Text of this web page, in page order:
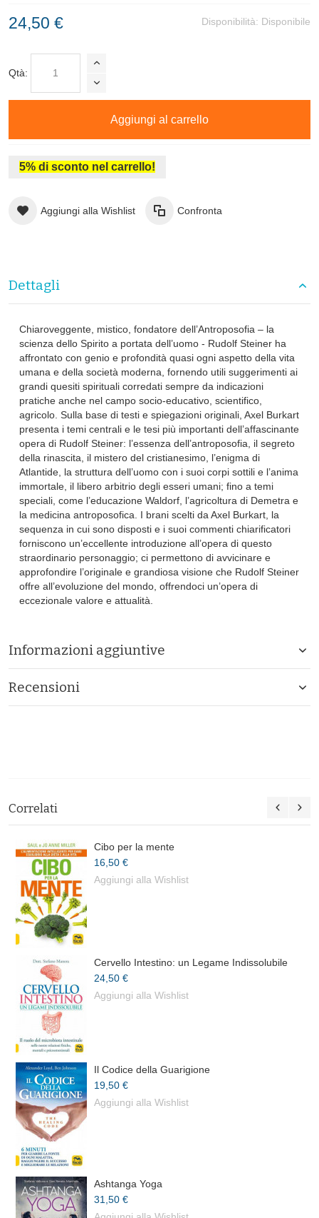
Disponibilità: Disponibile
24,50 €
Qtà:
Aggiungi al carrello
5% di sconto nel carrello!
Aggiungi alla Wishlist Confronta
Correlati
Cibo per la mente
16,50 €
Aggiungi alla Wishlist
Cervello Intestino: un Legame Indissolubile
24,50 €
Aggiungi alla Wishlist
Il Codice della Guarigione
19,50 €
Aggiungi alla Wishlist
Ashtanga Yoga
31,50 €
Dettagli
Chiaroveggente, mistico, fondatore dell’Antroposofia – la
scienza dello Spirito a portata dell’uomo - Rudolf Steiner ha
affrontato con genio e profondità quasi ogni aspetto della vita
umana e della società moderna, fornendo utili suggerimenti ai
grandi quesiti spirituali corredati sempre da indicazioni
pratiche anche nel campo socio-educativo, scientifico,
agricolo. Sulla base di testi e spiegazioni originali, Axel Burkart
presenta i temi centrali e le tesi più importanti dell’affascinante
opera di Rudolf Steiner: l’essenza dell’antroposofia, il segreto
della rinascita, il mistero del cristianesimo, l’enigma di
Atlantide, la struttura dell’uomo con i suoi corpi sottili e l’anima
immortale, il libero arbitrio degli esseri umani; fino a temi
speciali, come l’educazione Waldorf, l’agricoltura di Demetra e
la medicina antroposofica. I brani scelti da Axel Burkart, la
sequenza in cui sono disposti e i suoi commenti chiarificatori
forniscono un’eccellente introduzione all’opera di questo
straordinario personaggio; ci permettono di avvicinare e
approfondire l’originale e grandiosa visione che Rudolf Steiner
offre all’evoluzione del mondo, offrendoci un’opera di
eccezionale valore e attualità.
Informazioni aggiuntive
Recensioni